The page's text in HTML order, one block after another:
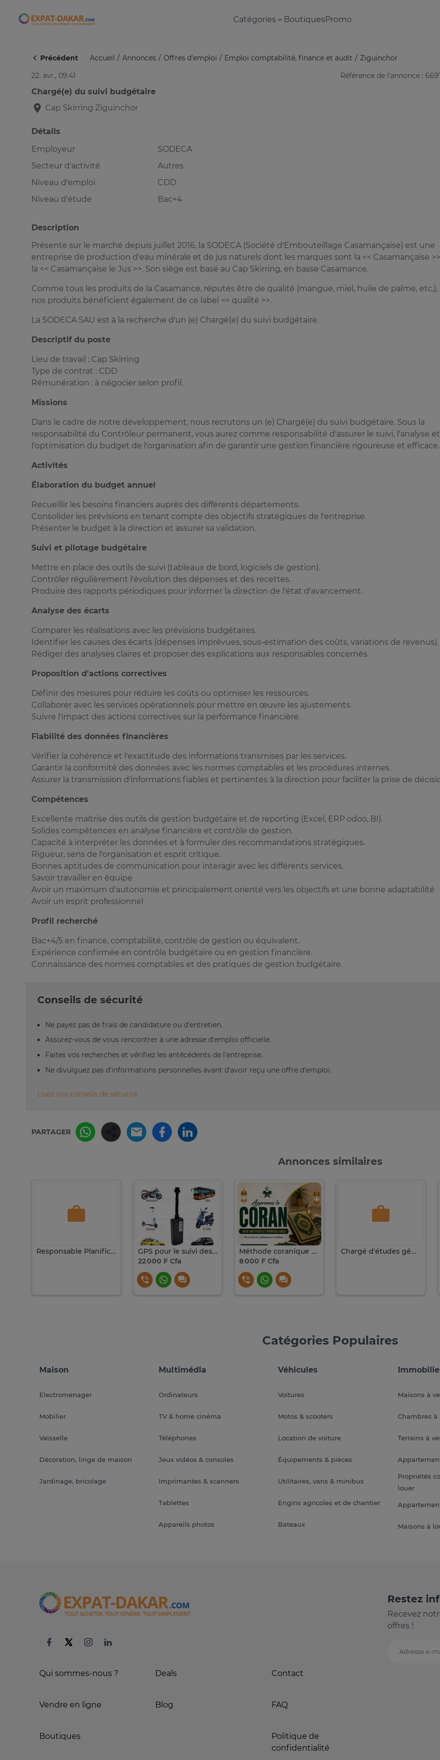
Expat-Dakar Catégories BoutiquesPromo
Précédent Accueil Annonces Offres d'emploi Emploi comptabilité, finance et audit Ziguinchor
22. avr., 09:41 Référence de l'annonce :
Chargé(e) du suivi budgétaire
Cap Skirring Ziguinchor
Détails
Employeur
SODECA
Secteur d'activité
Autres
Niveau d'emploi
CDD
Niveau d'étude
Bac+4
Description
Présente sur le marché depuis juillet 2016, la SODECA (Société d'Embouteillage Casamançaise) est une
entreprise de production d'eau minérale et de jus naturels dont les marques sont la << Casamançaise
la << Casamançaise le Jus >>. Son siège est basé au Cap Skirring, en basse Casamance.
Comme tous les produits de la Casamance, réputés être de qualité (mangue, miel, huile de palme, etc.),
nos produits bénéficient également de ce label << qualité >>.
La SODECA SAU est à la recherche d'un (e) Chargé(e) du suivi budgétaire.
Descriptif du poste
Lieu de travail : Cap Skirring
Type de contrat : CDD
Rémunération : à négocier selon profil.
Missions
Dans le cadre de notre développement, nous recrutons un (e) Chargé(e) du suivi budgétaire. Sous la
responsabilité du Contrôleur permanent, vous aurez comme responsabilité d'assurer le suivi, l'analyse et
l'optimisation du budget de l'organisation afin de garantir une gestion financière rigoureuse et efficace.
Activités
Élaboration du budget annuel
Recueillir les besoins financiers auprès des différents départements.
Consolider les prévisions en tenant compte des objectifs stratégiques de l'entreprise.
Présenter le budget à la direction et assurer sa validation.
Suivi et pilotage budgétaire
Mettre en place des outils de suivi (tableaux de bord, logiciels de gestion).
Contrôler régulièrement l'évolution des dépenses et des recettes.
Produire des rapports périodiques pour informer la direction de l'état d'avancement.
Analyse des écarts
Comparer les réalisations avec les prévisions budgétaires.
Identifier les causes des écarts (dépenses imprévues, sous-estimation des coûts, variations de revenus).
Rédiger des analyses claires et proposer des explications aux responsables concernés.
Proposition d'actions correctives
Définir des mesures pour réduire les coûts ou optimiser les ressources.
Collaborer avec les services opérationnels pour mettre en œuvre les ajustements.
Suivre l'impact des actions correctives sur la performance financière.
Fiabilité des données financières
Vérifier la cohérence et l'exactitude des informations transmises par les services.
Garantir la conformité des données avec les normes comptables et les procédures internes.
Assurer la transmission d'informations fiables et pertinentes à la direction pour faciliter la prise de
Compétences
Excellente maîtrise des outils de gestion budgétaire et de reporting (Excel, ERP odoo, BI).
Solides compétences en analyse financière et contrôle de gestion.
Capacité à interpréter les données et à formuler des recommandations stratégiques.
Rigueur, sens de l'organisation et esprit critique.
Bonnes aptitudes de communication pour interagir avec les différents services.
Savoir travailler en équipe
Avoir un maximum d'autonomie et principalement orienté vers les objectifs et une bonne adaptabilité
Avoir un esprit professionnel
Profil recherché
Bac+4/5 en finance, comptabilité, contrôle de gestion ou équivalent.
Expérience confirmée en contrôle budgétaire ou en gestion financière.
Connaissance des normes comptables et des pratiques de gestion budgétaire.
Conseils de sécurité
Ne payez pas de frais de candidature ou d'entretien.
Assurez-vous de vous rencontrer à une adresse d'emploi officielle.
Faites vos recherches et vérifiez les antécédents de l'entreprise.
Ne divulguez pas d'informations personnelles avant d'avoir reçu une offre d'emploi.
Lisez nos conseils de sécurité
PARTAGER
Annonces similaires
Responsable Planification et Suivi d’Avancement
GPS pour le suivi des véhicules
22 000 F Cfa
Méthode coranique en ligne avec suivi personnalisé
8 000 F Cfa
Chargé d’études géomarketing
Catégories Populaires
Maison
Electromenager
Mobilier
Vaisselle
Décoration, linge de maison
Jardinage, bricolage
Multimédia
Ordinateurs
TV & home cinéma
Téléphones
Jeux vidéos & consoles
Imprimantes & scanners
Tablettes
Appareils photos
Véhicules
Voitures
Motos & scooters
Location de voiture
Équipements & pièces
Utilitaires, vans & minibus
Engins agricoles et de chantier
Bateaux
Maisons à
Chambres à
Terrains à
Propriétés
louer
Maisons à
Qui sommes-nous ?
Vendre en ligne
Boutiques
Deals
Blog
Contact
FAQ
Politique de
confidentialité
Restez
Recevez
offres !
Adresse e-